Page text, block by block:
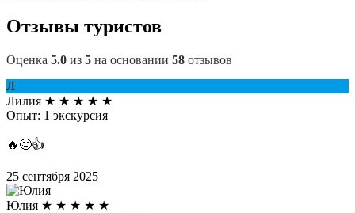
Отзывы туристов
Оценка 5.0 из 5 на основании 58 отзывов
Л
Лилия ★ ★ ★ ★ ★
Опыт: 1 экскурсия
🔥😊👍
25 сентября 2025
Юлия ★ ★ ★ ★ ★